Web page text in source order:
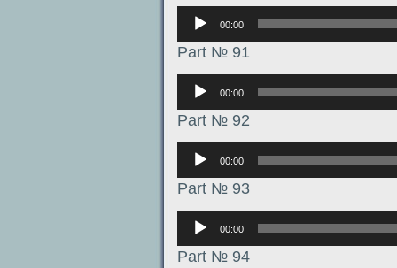
Аудиоплеер
00:00
Part № 91
Аудиоплеер
00:00
Part № 92
Аудиоплеер
00:00
Part № 93
Аудиоплеер
00:00
Part № 94